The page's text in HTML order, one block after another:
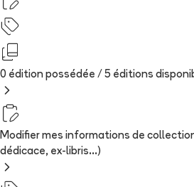
0 édition possédée / 5 éditions
Modifier mes informations de
dédicace, ex-libris...)